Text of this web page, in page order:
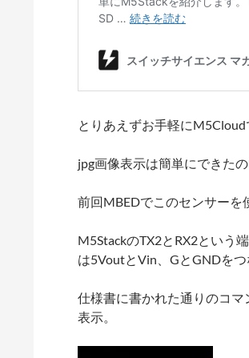
とりあえずお手軽にM5Cloud
jpg画像表示は簡単にできた
前回MBEDでこのセンサーを
M5StackのTX2とRX2という
は5VoutとVin、GとGNDをつ
仕様書に書かれた通りのコ
表示。